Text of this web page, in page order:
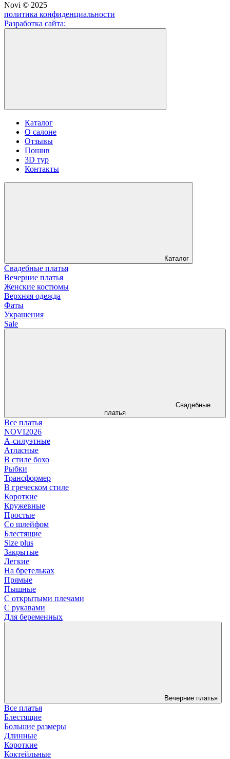
Novi © 2025
политика конфиденциальности
Разработка сайта:
Каталог
О салоне
Отзывы
Пошив
3D тур
Контакты
Каталог
Свадебные платья
Вечерние платья
Женские костюмы
Верхняя одежда
Фаты
Украшения
Sale
Свадебные
платья
Все платья
NOVI2026
А-силуэтные
Атласные
В стиле бохо
Рыбки
Трансформер
В греческом стиле
Короткие
Кружевные
Простые
Со шлейфом
Блестящие
Size plus
Закрытые
Легкие
На бретельках
Прямые
Пышные
С открытыми плечами
С рукавами
Для беременных
Вечерние платья
Все платья
Блестящие
Большие размеры
Длинные
Короткие
Коктейльные